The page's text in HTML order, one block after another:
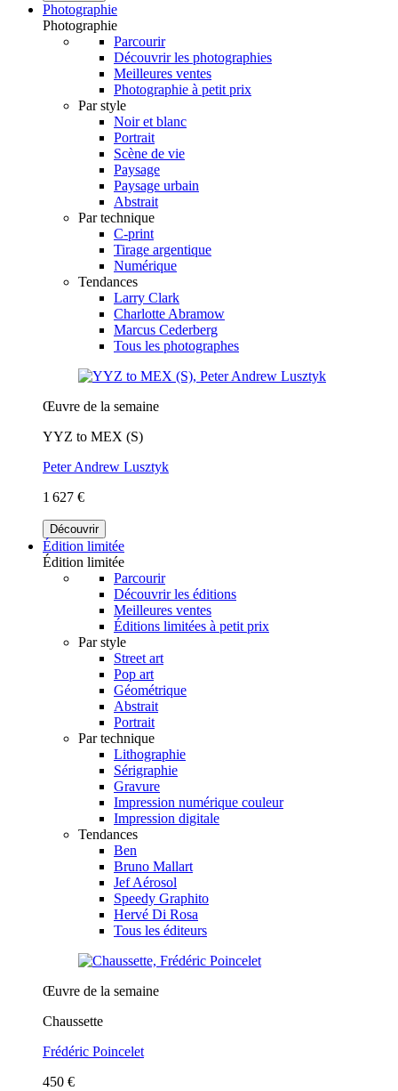
Photographie
Photographie
Parcourir
Découvrir les photographies
Meilleures ventes
Photographie à petit prix
Par style
Noir et blanc
Portrait
Scène de vie
Paysage
Paysage urbain
Abstrait
Par technique
C-print
Tirage argentique
Numérique
Tendances
Larry Clark
Charlotte Abramow
Marcus Cederberg
Tous les photographes
Œuvre de la semaine
YYZ to MEX (S)
Peter Andrew Lusztyk
1 627 €
Découvrir
Édition limitée
Édition limitée
Parcourir
Découvrir les éditions
Meilleures ventes
Éditions limitées à petit prix
Par style
Street art
Pop art
Géométrique
Abstrait
Portrait
Par technique
Lithographie
Sérigraphie
Gravure
Impression numérique couleur
Impression digitale
Tendances
Ben
Bruno Mallart
Jef Aérosol
Speedy Graphito
Hervé Di Rosa
Tous les éditeurs
Œuvre de la semaine
Chaussette
Frédéric Poincelet
450 €